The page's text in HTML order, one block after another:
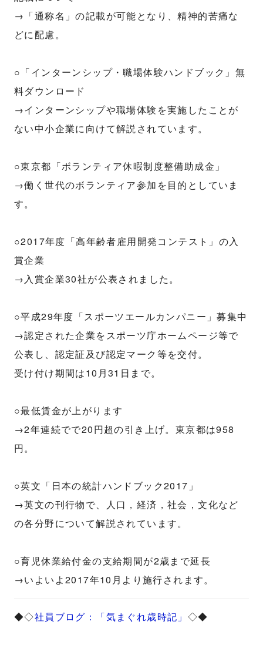
→「通称名」の記載が可能となり、精神的苦痛な
どに配慮。
○「インターンシップ・職場体験ハンドブック」無
料ダウンロード
→インターンシップや職場体験を実施したことが
ない中小企業に向けて解説されています。
○東京都「ボランティア休暇制度整備助成金」
→働く世代のボランティア参加を目的としていま
す。
○2017年度「高年齢者雇用開発コンテスト」の入
賞企業
→入賞企業30社が公表されました。
○平成29年度「スポーツエールカンパニー」募集中
→認定された企業をスポーツ庁ホームページ等で
公表し、認定証及び認定マーク等を交付。
受け付け期間は10月31日まで。
○最低賃金が上がります
→2年連続でで20円超の引き上げ。東京都は958
円。
○英文「日本の統計ハンドブック2017」
→英文の刊行物で、人口，経済，社会，文化など
の各分野について解説されています。
○育児休業給付金の支給期間が2歳まで延長
→いよいよ2017年10月より施行されます。
◆◇社員ブログ：「気まぐれ歳時記」 ◇◆